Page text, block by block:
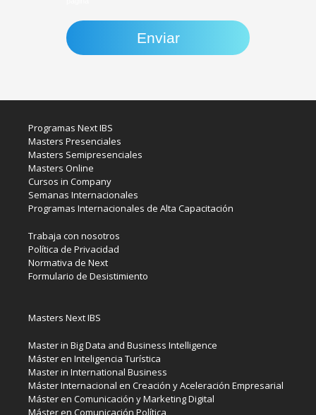
Programas Next IBS
Masters Presenciales
Masters Semipresenciales
Masters Online
Cursos in Company
Semanas Internacionales
Programas Internacionales de Alta Capacitación
Trabaja con nosotros
Política de Privacidad
Normativa de Next
Formulario de Desistimiento
Masters Next IBS
Master in Big Data and Business Intelligence
Máster en Inteligencia Turística
Master in International Business
Máster Internacional en Creación y Aceleración Empresarial
Máster en Comunicación y Marketing Digital
Máster en Comunicación Política